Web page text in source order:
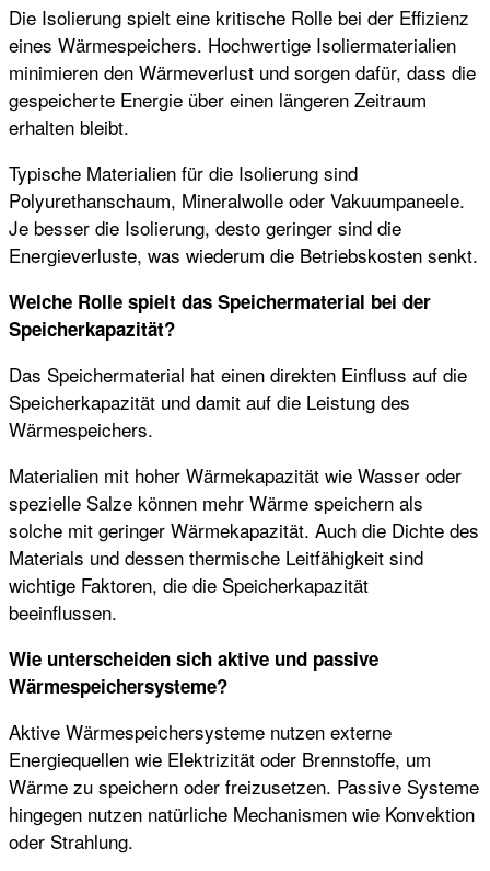
Die Isolierung spielt eine kritische Rolle bei der Effizienz
eines Wärmespeichers. Hochwertige Isoliermaterialien
minimieren den Wärmeverlust und sorgen dafür, dass die
gespeicherte Energie über einen längeren Zeitraum
erhalten bleibt.
Typische Materialien für die Isolierung sind
Polyurethanschaum, Mineralwolle oder Vakuumpaneele.
Je besser die Isolierung, desto geringer sind die
Energieverluste, was wiederum die Betriebskosten senkt.
Welche Rolle spielt das Speichermaterial bei der
Speicherkapazität?
Das Speichermaterial hat einen direkten Einfluss auf die
Speicherkapazität und damit auf die Leistung des
Wärmespeichers.
Materialien mit hoher Wärmekapazität wie Wasser oder
spezielle Salze können mehr Wärme speichern als
solche mit geringer Wärmekapazität. Auch die Dichte des
Materials und dessen thermische Leitfähigkeit sind
wichtige Faktoren, die die Speicherkapazität
beeinflussen.
Wie unterscheiden sich aktive und passive
Wärmespeichersysteme?
Aktive Wärmespeichersysteme nutzen externe
Energiequellen wie Elektrizität oder Brennstoffe, um
Wärme zu speichern oder freizusetzen. Passive Systeme
hingegen nutzen natürliche Mechanismen wie Konvektion
oder Strahlung.